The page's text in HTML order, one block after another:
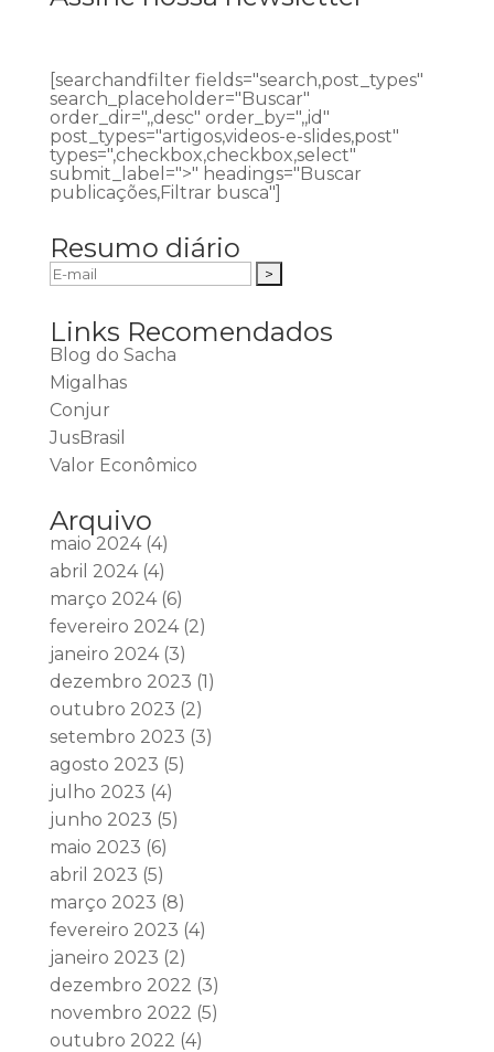
[searchandfilter fields="search,post_types"
search_placeholder="Buscar"
order_dir=",,desc" order_by=",,id"
post_types="artigos,videos-e-slides,post"
types=",checkbox,checkbox,select"
submit_label=">" headings="Buscar
publicações,Filtrar busca"]
Resumo diário
Links Recomendados
Blog do Sacha
Migalhas
Conjur
JusBrasil
Valor Econômico
Arquivo
maio 2024(4)
abril 2024(4)
março 2024(6)
fevereiro 2024(2)
janeiro 2024(3)
dezembro 2023 (1)
outubro 2023 (2)
setembro 2023 (3)
agosto 2023 (5)
julho 2023 (4)
junho 2023 (5)
maio 2023 (6)
abril 2023 (5)
março 2023 (8)
fevereiro 2023 (4)
janeiro 2023 (2)
dezembro 2022 (3)
novembro 2022 (5)
outubro 2022 (4)